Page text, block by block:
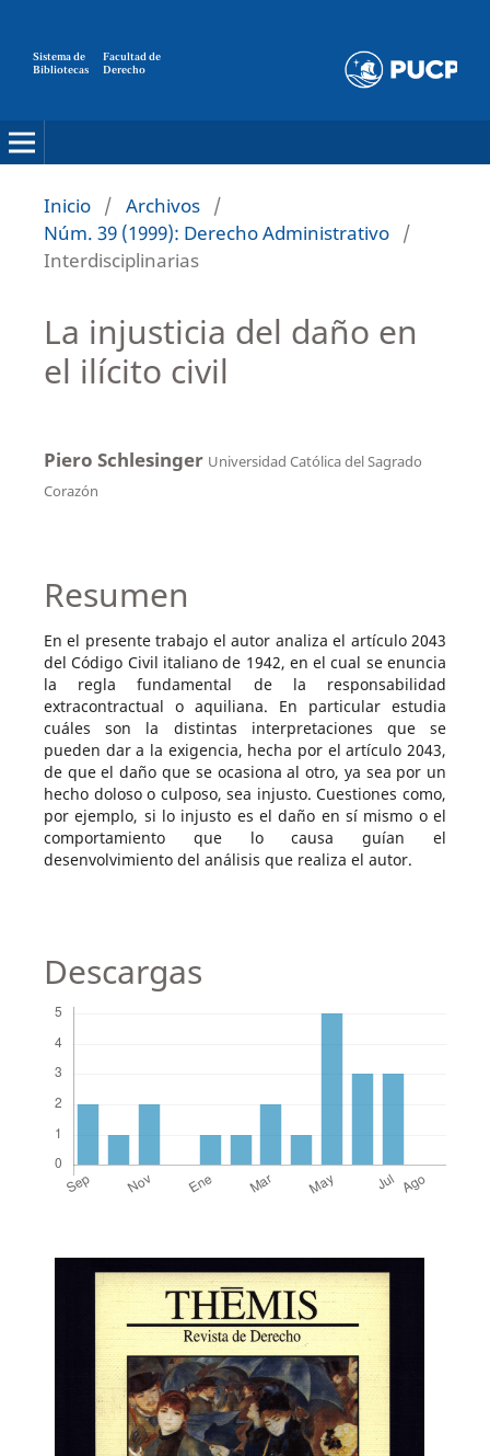
Sistema de
Bibliotecas
Facultad de
Derecho
Inicio / Archivos /
Núm. 39 (1999): Derecho Administrativo /
Interdisciplinarias
La injusticia del daño en
el ilícito civil
Piero Schlesinger Universidad Católica del Sagrado
Corazón
Resumen
En el presente trabajo el autor analiza el artículo 2043
del Código Civil italiano de 1942, en el cual se enuncia
la regla fundamental de la responsabilidad
extracontractual o aquiliana. En particular estudia
cuáles son la distintas interpretaciones que se
pueden dar a la exigencia, hecha por el artículo 2043,
de que el daño que se ocasiona al otro, ya sea por un
hecho doloso o culposo, sea injusto. Cuestiones como,
por ejemplo, si lo injusto es el daño en sí mismo o el
comportamiento que lo causa guían el
desenvolvimiento del análisis que realiza el autor.
Descargas